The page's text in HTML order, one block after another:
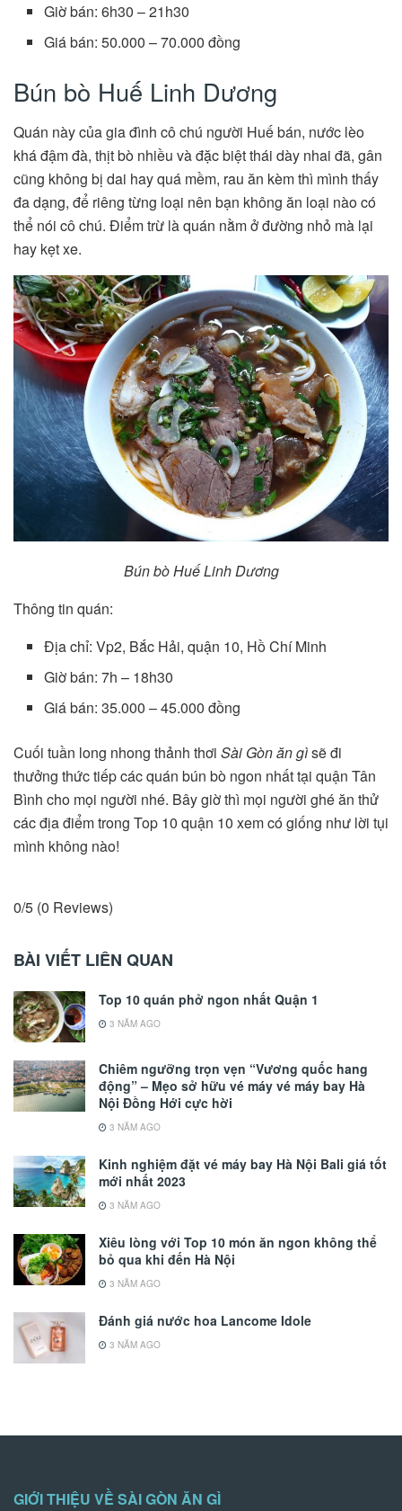
Giờ bán: 6h30 – 21h30
Giá bán: 50.000 – 70.000 đồng
Bún bò Huế Linh Dương
Quán này của gia đình cô chú người Huế bán, nước lèo
khá đậm đà, thịt bò nhiều và đặc biệt thái dày nhai đã, gân
cũng không bị dai hay quá mềm, rau ăn kèm thì mình thấy
đa dạng, để riêng từng loại nên bạn không ăn loại nào có
thể nói cô chú. Điểm trừ là quán nằm ở đường nhỏ mà lại
hay kẹt xe.
Bún bò Huế Linh Dương
Thông tin quán:
Địa chỉ: Vp2, Bắc Hải, quận 10, Hồ Chí Minh
Giờ bán: 7h – 18h30
Giá bán: 35.000 – 45.000 đồng
Cuối tuần long nhong thảnh thơi Sài Gòn ăn gìsẽ đi
thưởng thức tiếp các quán bún bò ngon nhất tại quận Tân
Bình cho mọi người nhé. Bây giờ thì mọi người ghé ăn thử
các địa điểm trong Top 10 quận 10 xem có giống như lời tụi
mình không nào!
0/5 (0 Reviews)
BÀI VIẾT LIÊN QUAN
Top 10 quán phở ngon nhất Quận 1
3 NĂM AGO
Chiêm ngưỡng trọn vẹn “Vương quốc hang
động” – Mẹo sở hữu vé máy vé máy bay Hà
Nội Đồng Hới cực hời
3 NĂM AGO
Kinh nghiệm đặt vé máy bay Hà Nội Bali giá tốt
mới nhất 2023
3 NĂM AGO
Xiêu lòng với Top 10 món ăn ngon không thể
bỏ qua khi đến Hà Nội
3 NĂM AGO
Đánh giá nước hoa Lancome Idole
3 NĂM AGO
GIỚI THIỆU VỀ SÀI GÒN ĂN GÌ